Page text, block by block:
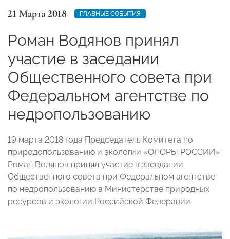
21 Марта 2018 ГЛАВНЫЕ СОБЫТИЯ
Роман Водянов принял
участие в заседании
Общественного совета при
Федеральном агентстве по
недропользованию
19 марта 2018 года Председатель Комитета по
природопользованию и экологии «ОПОРЫ РОССИИ»
Роман Водянов принял участие в заседании
Общественного совета при Федеральном агентстве
по недропользованию в Министерстве природных
ресурсов и экологии Российской Федерации.